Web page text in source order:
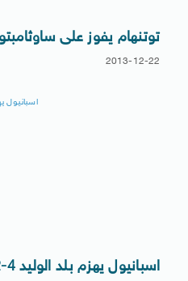
توتنهام يفوز على
2013-12-22
اسبانيول يهزم بلد الوليد 4-2 في الدوري الأسباني